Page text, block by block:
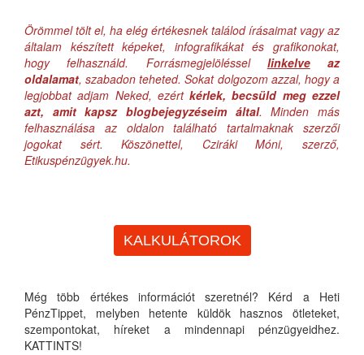
Örömmel tölt el, ha elég értékesnek találod írásaimat vagy az
általam készített képeket, infografikákat és grafikonokat,
hogy felhasználd. Forrásmegjelöléssel linkelveaz
oldalamat, szabadon teheted. Sokat dolgozom azzal, hogy a
legjobbat adjam Neked, ezértkérlek, becsüld meg ezzel
azt, amit kapsz blogbejegyzéseim által. Minden más
felhasználása az oldalon található tartalmaknak szerzői
jogokat sért. Köszönettel, Cziráki Móni, szerző,
Etikuspénzügyek.hu.
KALKULÁTOROK
Még több értékes információt szeretnél? Kérd a Heti
PénzTippet, melyben hetente küldök hasznos ötleteket,
szempontokat, híreket a mindennapi pénzügyeidhez.
KATTINTS!